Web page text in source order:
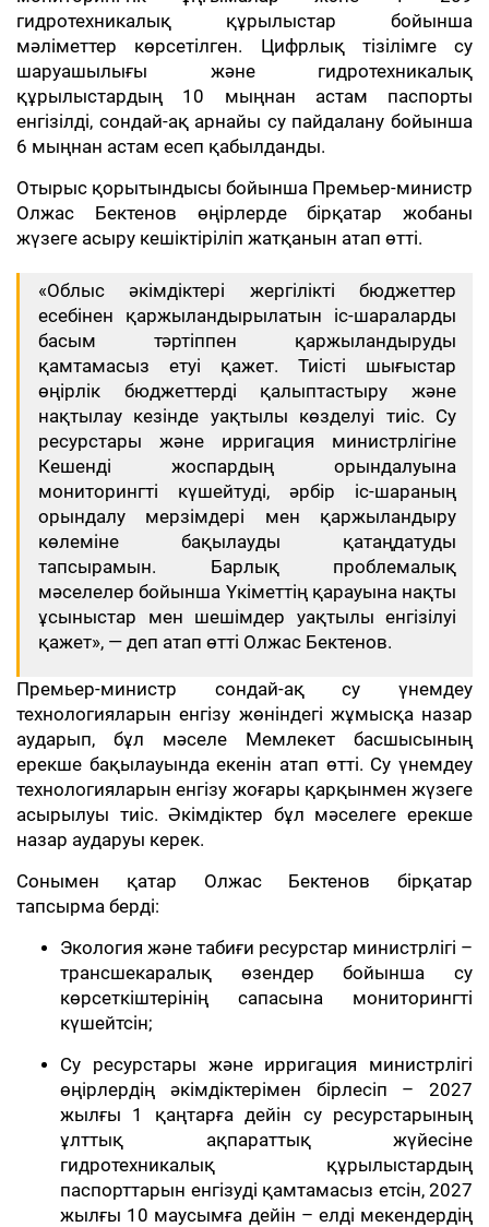
гидротехникалық құрылыстар бойынша
мәліметтер көрсетілген. Цифрлық тізілімге су
шаруашылығы және гидротехникалық
құрылыстардың 10 мыңнан астам паспорты
енгізілді, сондай-ақ арнайы су пайдалану бойынша
6 мыңнан астам есеп қабылданды.
Отырыс қорытындысы бойынша Премьер-министр
Олжас Бектенов өңірлерде бірқатар жобаны
жүзеге асыру кешіктіріліп жатқанын атап өтті.
«Облыс әкімдіктері жергілікті бюджеттер
есебінен қаржыландырылатын іс-шараларды
басым тәртіппен қаржыландыруды
қамтамасыз етуі қажет. Тиісті шығыстар
өңірлік бюджеттерді қалыптастыру және
нақтылау кезінде уақтылы көзделуі тиіс. Су
ресурстары және ирригация министрлігіне
Кешенді жоспардың орындалуына
мониторингті күшейтуді, әрбір іс-шараның
орындалу мерзімдері мен қаржыландыру
көлеміне бақылауды қатаңдатуды
тапсырамын. Барлық проблемалық
мәселелер бойынша Үкіметтің қарауына нақты
ұсыныстар мен шешімдер уақтылы енгізілуі
қажет», — деп атап өтті Олжас Бектенов.
Премьер-министр сондай-ақ су үнемдеу
технологияларын енгізу жөніндегі жұмысқа назар
аударып, бұл мәселе Мемлекет басшысының
ерекше бақылауында екенін атап өтті. Су үнемдеу
технологияларын енгізу жоғары қарқынмен жүзеге
асырылуы тиіс. Әкімдіктер бұл мәселеге ерекше
назар аударуы керек.
Сонымен қатар Олжас Бектенов бірқатар
тапсырма берді:
Экология және табиғи ресурстар министрлігі –
трансшекаралық өзендер бойынша су
көрсеткіштерінің сапасына мониторингті
күшейтсін;
Су ресурстары және ирригация министрлігі
өңірлердің әкімдіктерімен бірлесіп – 2027
жылғы 1 қаңтарға дейін су ресурстарының
ұлттық ақпараттық жүйесіне
гидротехникалық құрылыстардың
паспорттарын енгізуді қамтамасыз етсін, 2027
жылғы 10 маусымға дейін – елді мекендердің